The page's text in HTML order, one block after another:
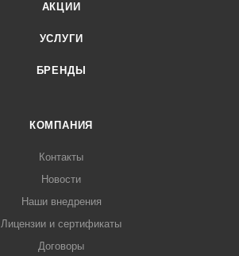
АКЦИИ
УСЛУГИ
БРЕНДЫ
КОМПАНИЯ
Контакты
Новости
Наши внедрения
Лицензии и сертификаты
Договоры